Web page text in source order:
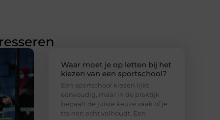
Waar moet je op letten bij het
kiezen van een sportschool?
Een sportschool kiezen lijkt
eenvoudig, maar in de praktijk
bepaalt de juiste keuze vaak of je
trainen echt volhoudt. Een